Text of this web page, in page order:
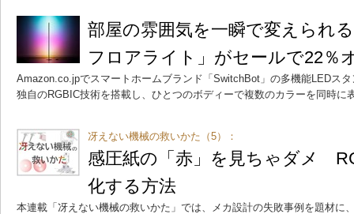
部屋の雰囲気を一瞬で変えられ
フロアライト」がセールで22％
Amazon.co.jpでスマートホームブランド「SwitchBot」の多機能LEDス
独自のRGBIC技術を搭載し、ひとつのボディーで複数のカラーを同時に
冴えない機械の救いかた（5）：
感圧紙の「赤」を見ちゃダメ
化する方法
本連載「冴えない機械の救いかた」では、メカ設計の失敗事例を題材に